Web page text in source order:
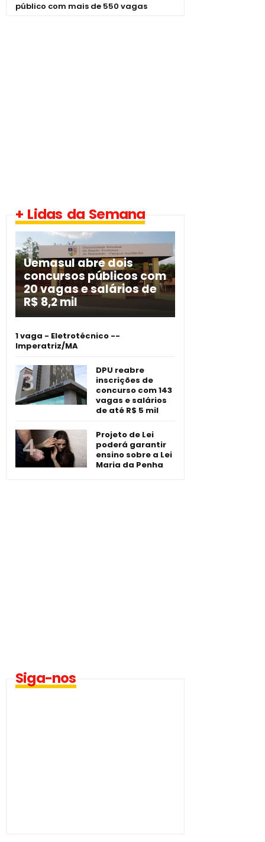
público com mais de 550 vagas
+ Lidas da Semana
Uemasul abre dois
concursos públicos com
20 vagas e salários de
R$ 8,2 mil
1 vaga - Eletrotécnico -­
Imperatriz/MA
DPU reabre
inscrições de
concurso com 143
vagas e salários
de até R$ 5 mil
Projeto de Lei
poderá garantir
ensino sobre a Lei
Maria da Penha
Siga-nos